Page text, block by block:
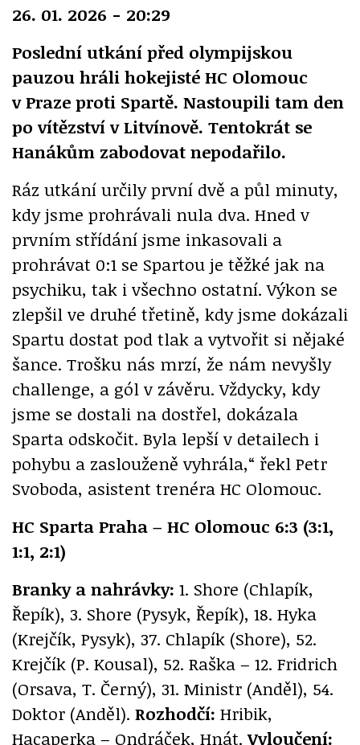
26. 01. 2026 - 20:29
Poslední utkání před olympijskou
pauzou hráli hokejisté HC Olomouc
v Praze proti Spartě. Nastoupili tam den
po vítězství v Litvínově. Tentokrát se
Hanákům zabodovat nepodařilo.
Ráz utkání určily první dvě a půl minuty,
kdy jsme prohrávali nula dva. Hned v
prvním střídání jsme inkasovali a
prohrávat 0:1 se Spartou je těžké jak na
psychiku, tak i všechno ostatní. Výkon se
zlepšil ve druhé třetině, kdy jsme dokázali
Spartu dostat pod tlak a vytvořit si nějaké
šance. Trošku nás mrzí, že nám nevyšly
challenge, a gól v závěru. Vždycky, kdy
jsme se dostali na dostřel, dokázala
Sparta odskočit. Byla lepší v detailech i
pohybu a zaslouženě vyhrála,“ řekl Petr
Svoboda, asistent trenéra HC Olomouc.
HC Sparta Praha – HC Olomouc 6:3 (3:1,
1:1, 2:1)
Branky a nahrávky: 1. Shore (Chlapík,
Řepík), 3. Shore (Pysyk, Řepík), 18. Hyka
(Krejčík, Pysyk), 37. Chlapík (Shore), 52.
Krejčík (P. Kousal), 52. Raška – 12. Fridrich
(Orsava, T. Černý), 31. Ministr (Anděl), 54.
Doktor (Anděl). Rozhodčí: Hribik,
Hacaperka – Ondráček, Hnát.Vyloučení: